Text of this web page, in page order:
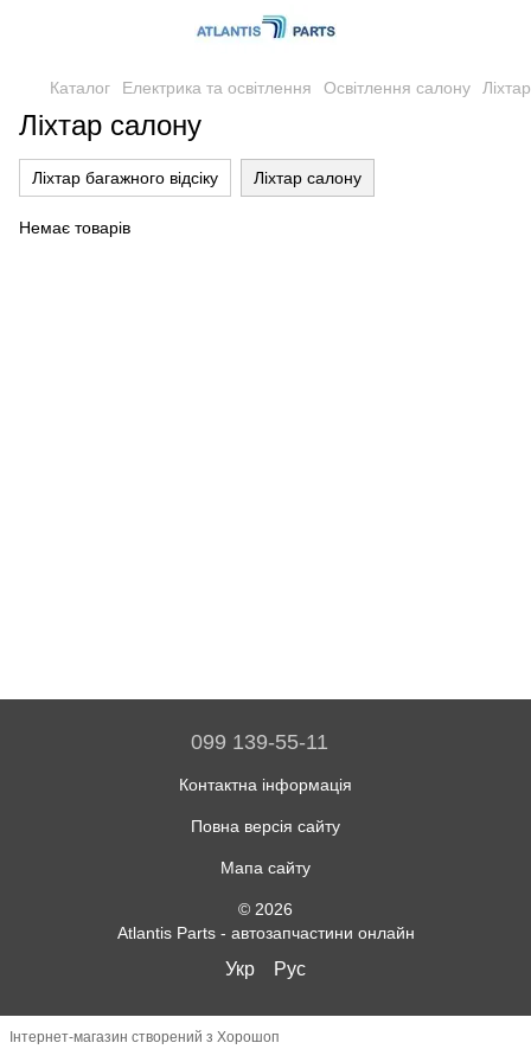
Каталог Електрика та освітлення Освітлення салону
Ліхтар салону
Ліхтар багажного відсіку Ліхтар салону
Немає товарів
099 139-55-11
Контактна інформація
Повна версія сайту
Мапа сайту
© 2026
Atlantis Parts - автозапчастини онлайн
Укр Рус
Інтернет-магазин створений з Хорошоп